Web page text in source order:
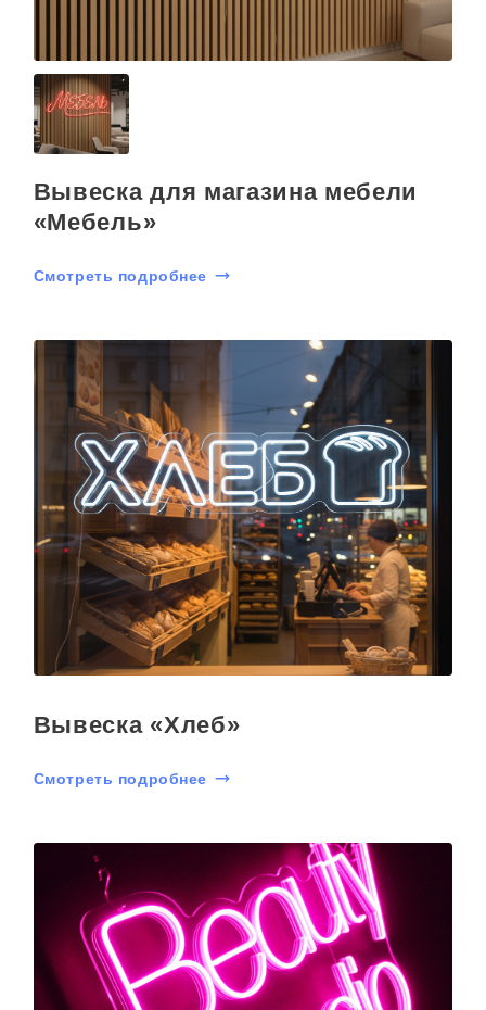
Вывеска для магазина мебели
«Мебель»
Смотреть подробнее
Вывеска «Хлеб»
Смотреть подробнее